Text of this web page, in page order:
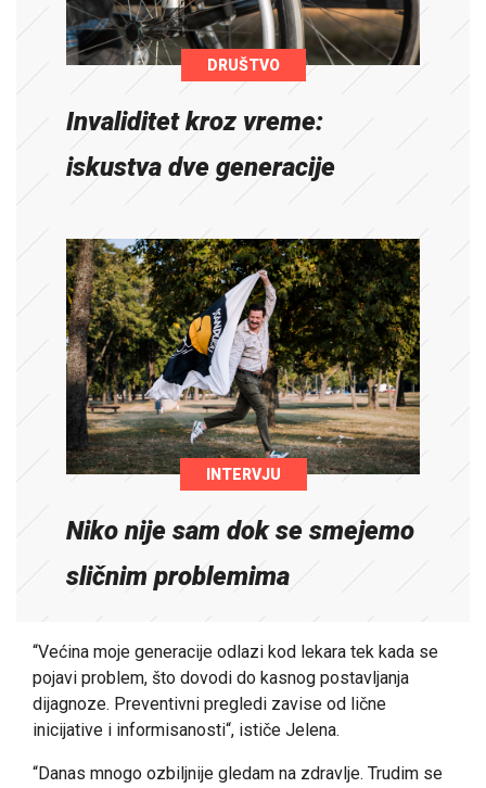
DRUŠTVO
Invaliditet kroz vreme:
iskustva dve generacije
INTERVJU
Niko nije sam dok se smejemo
sličnim problemima
“Većina moje generacije odlazi kod lekara tek kada se
pojavi problem, što dovodi do kasnog postavljanja
dijagnoze. Preventivni pregledi zavise od lične
inicijative i informisanosti“, ističe Jelena.
“Danas mnogo ozbiljnije gledam na zdravlje. Trudim se